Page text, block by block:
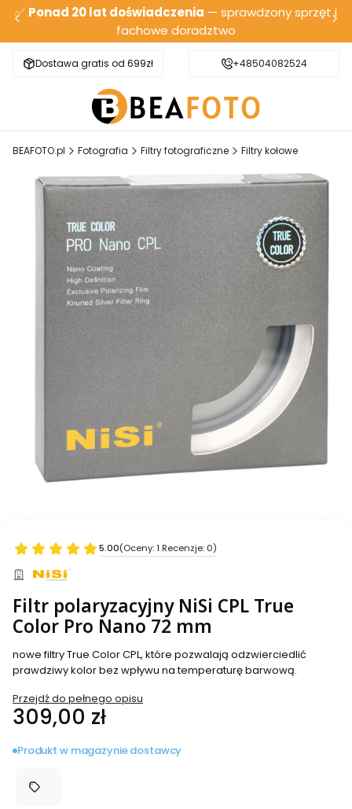
✅ Ponad 20 lat doświadczenia — sprawdzony sprzęt i
fachowe doradztwo
Dostawa gratis od 699zł Bezpieczna wysyłka
+48504082524
BEAFOTO.pl Fotografia Filtry fotograficzne Filtry kołowe
5.00(Oceny: 1 Recenzje: 0)
Filtr polaryzacyjny NiSi CPL True
Color Pro Nano 72 mm
nowe filtry True Color CPL, które pozwalają odzwierciedlić
prawdziwy kolor bez wpływu na temperaturę barwową.
Przejdź do pełnego opisu
Cena
309,00 zł
Produkt w magazynie dostawcy